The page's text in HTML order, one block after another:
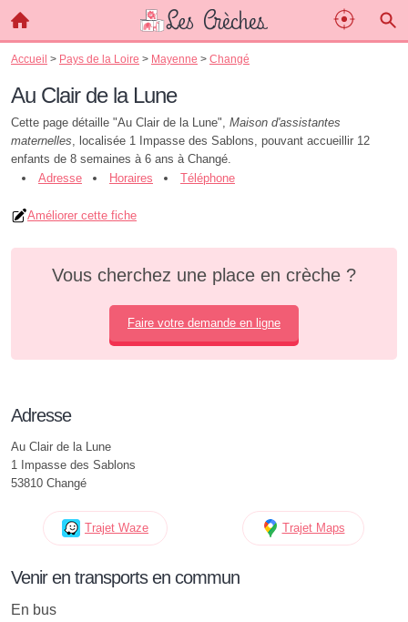
Accueil > Pays de la Loire > Mayenne > Changé
Au Clair de la Lune
Cette page détaille "Au Clair de la Lune", Maison d'assistantes
maternelles, localisée 1 Impasse des Sablons, pouvant accueillir 12
enfants de 8 semaines à 6 ans à Changé.
Adresse
Horaires Téléphone
Améliorer cette fiche
Vous cherchez une place en crèche ?
Faire votre demande en ligne
Adresse
Au Clair de la Lune
1 Impasse des Sablons
53810 Changé
Trajet Waze Trajet Maps
Venir en transports en commun
En bus